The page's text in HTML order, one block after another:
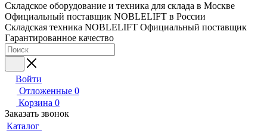
Складское оборудование и техника для склада в Москве
Официальный поставщик NOBLELIFT в России
Складская техника NOBLELIFT Официальный поставщик
Гарантированное качество
Войти
Отложенные 0
Корзина 0
Заказать звонок
Каталог